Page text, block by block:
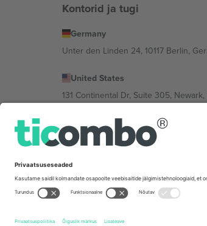
Kontorid ja tugi
Germany
Unter den Linden 24, 10117 Berlin,
United States
131 Continental Dr, Suite 305,
Bulgaria
Regus Sofia City West, bul Totleben
Mexico
Av Chapultepec 360, Roma Norte,
Tingimused.© 2026 Ticombo. Kõik